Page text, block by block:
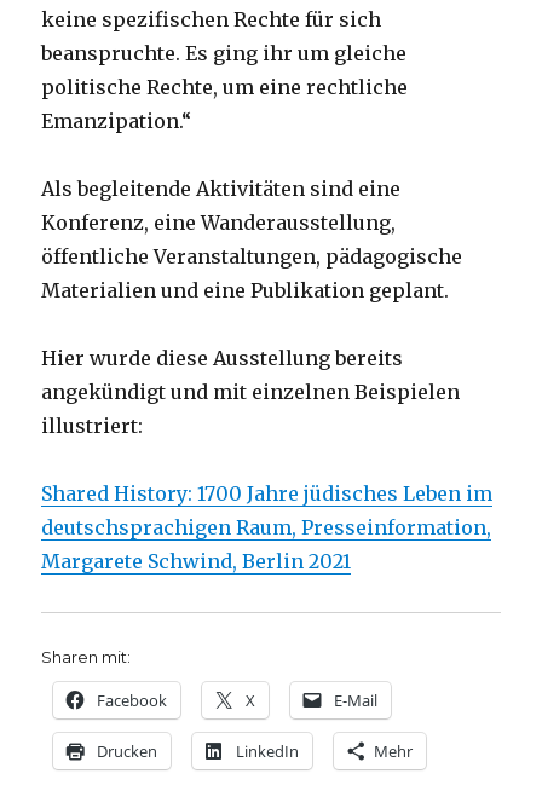
keine spezifischen Rechte für sich
beanspruchte. Es ging ihr um gleiche
politische Rechte, um eine rechtliche
Emanzipation.“
Als begleitende Aktivitäten sind eine
Konferenz, eine Wanderausstellung,
öffentliche Veranstaltungen, pädagogische
Materialien und eine Publikation geplant.
Hier wurde diese Ausstellung bereits
angekündigt und mit einzelnen Beispielen
illustriert:
Shared History: 1700 Jahre jüdisches Leben im
deutschsprachigen Raum, Presseinformation,
Margarete Schwind, Berlin 2021
Sharen mit:
Facebook X E-Mail
Drucken LinkedIn Mehr